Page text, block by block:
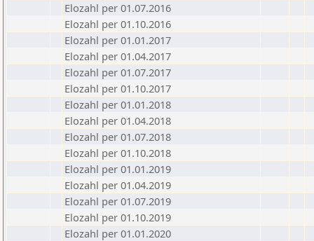
Elozahl per 01.07.2016
Elozahl per 01.10.2016
Elozahl per 01.01.2017
Elozahl per 01.04.2017
Elozahl per 01.07.2017
Elozahl per 01.10.2017
Elozahl per 01.01.2018
Elozahl per 01.04.2018
Elozahl per 01.07.2018
Elozahl per 01.10.2018
Elozahl per 01.01.2019
Elozahl per 01.04.2019
Elozahl per 01.07.2019
Elozahl per 01.10.2019
Elozahl per 01.01.2020